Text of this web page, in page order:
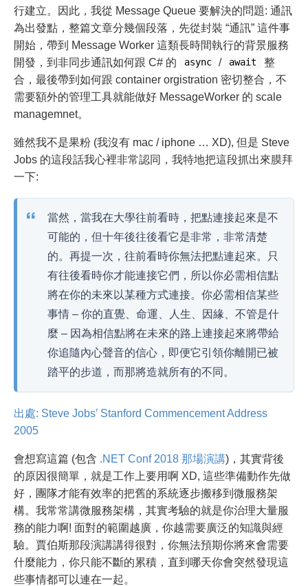
行建立。因此，我從 Message Queue 要解決的問題: 通訊
為出發點，整篇文章分幾個段落，先從封裝 “通訊” 這件事
開始，帶到 Message Worker 這類長時間執行的背景服務
開發，到非同步通訊如何跟 C# 的
async / await
整
合，最後帶到如何跟 container orgistration 密切整合，不
需要額外的管理工具就能做好 MessageWorker 的 scale
managemnet。
雖然我不是果粉 (我沒有 mac / iphone … XD), 但是 Steve
Jobs 的這段話我心裡非常認同，我特地把這段抓出來膜拜
一下:
當然，當我在大學往前看時，把點連接起來是不
可能的，但十年後往後看它是非常，非常清楚
的。再提一次，往前看時你無法把點連起來。只
有往後看時你才能連接它們，所以你必需相信點
將在你的未來以某種方式連接。你必需相信某些
事情 – 你的直覺、命運、人生、因緣、不管是什
麼 – 因為相信點將在未來的路上連接起來將帶給
你追隨內心聲音的信心，即便它引領你離開已被
踏平的步道，而那將造就所有的不同。
出處: Steve Jobs’ Stanford Commencement Address
2005
會想寫這篇 (包含 .NET Conf 2018 那場演講)，其實背後
的原因很簡單，就是工作上要用啊 XD, 這些準備動作先做
好，團隊才能有效率的把舊的系統逐步搬移到微服務架
構。我常常講微服務架構，其實考驗的就是你治理大量服
務的能力啊! 面對的範圍越廣，你越需要廣泛的知識與經
驗。賈伯斯那段演講講得很對，你無法預期你將來會需要
什麼能力，你只能不斷的累積，直到哪天你會突然發現這
些事情都可以連在一起。